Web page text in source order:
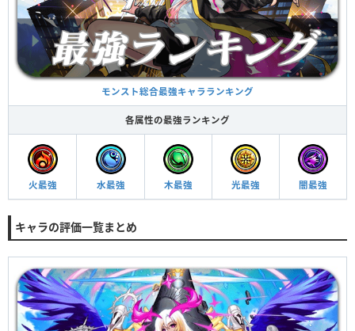
モンスト総合最強キャラランキング
各属性の最強ランキング
火最強 水最強 木最強 光最強 闇最強
キャラの評価一覧まとめ